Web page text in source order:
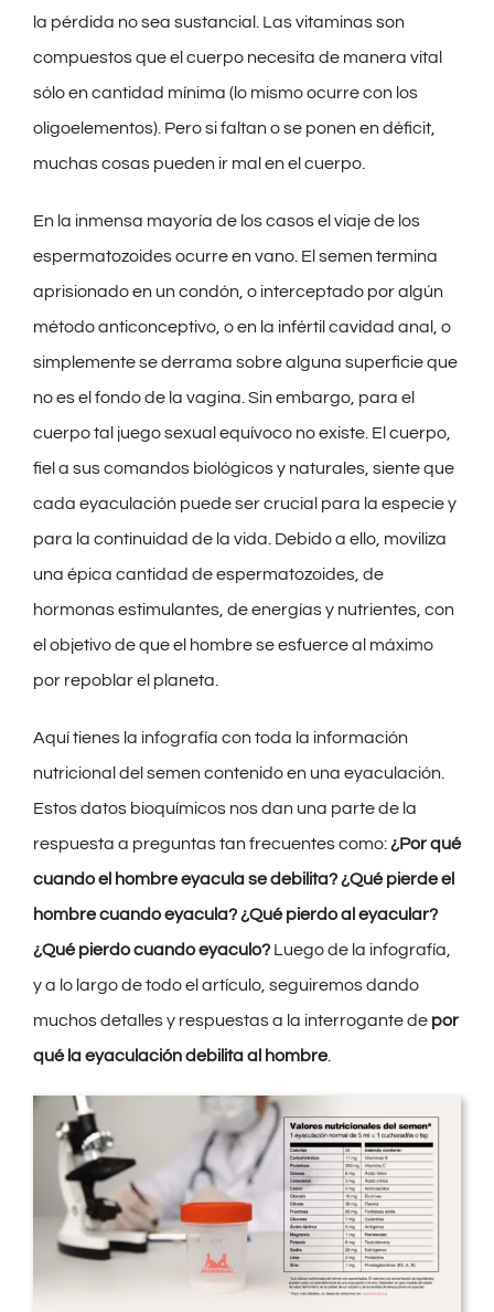
la pérdida no sea sustancial. Las vitaminas son
compuestos que el cuerpo necesita de manera vital
sólo en cantidad mínima (lo mismo ocurre con los
oligoelementos). Pero si faltan o se ponen en déficit,
muchas cosas pueden ir mal en el cuerpo.
En la inmensa mayoría de los casos el viaje de los
espermatozoides ocurre en vano. El semen termina
aprisionado en un condón, o interceptado por algún
método anticonceptivo, o en la infértil cavidad anal, o
simplemente se derrama sobre alguna superficie que
no es el fondo de la vagina. Sin embargo, para el
cuerpo tal juego sexual equívoco no existe. El cuerpo,
fiel a sus comandos biológicos y naturales, siente que
cada eyaculación puede ser crucial para la especie y
para la continuidad de la vida. Debido a ello, moviliza
una épica cantidad de espermatozoides, de
hormonas estimulantes, de energías y nutrientes, con
el objetivo de que el hombre se esfuerce al máximo
por repoblar el planeta.
Aquí tienes la infografía con toda la información
nutricional del semen contenido en una eyaculación.
Estos datos bioquímicos nos dan una parte de la
respuesta a preguntas tan frecuentes como:¿Por qué
cuando el hombre eyacula se debilita?¿Qué pierde el
hombre cuando eyacula?¿Qué pierdo al eyacular?
¿Qué pierdo cuando eyaculo? Luego de la infografía,
y a lo largo de todo el artículo, seguiremos dando
muchos detalles y respuestas a la interrogante de por
qué la eyaculación debilita al hombre.